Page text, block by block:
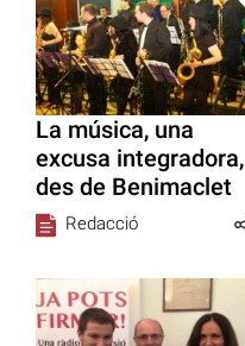
La música, una
excusa integradora,
des de Benimaclet
Redacció